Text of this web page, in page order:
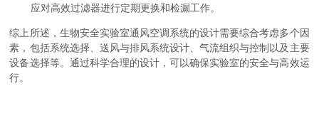
应对高效过滤器进行定期更换和检漏工作。
综上所述，生物安全实验室通风空调系统的设计需要综合考虑多个因
素，包括系统选择、送风与排风系统设计、气流组织与控制以及主要
设备选择等。通过科学合理的设计，可以确保实验室的安全与高效运
行。